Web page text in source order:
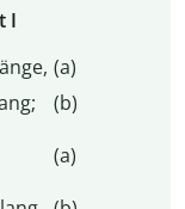
I
(a)
(b)
(a)